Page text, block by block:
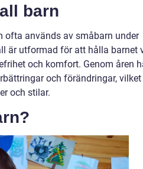
barn
ofta används av småbarn under
är utformad för att hålla barnet
och komfort. Genom åren
och förändringar, vilket
och stilar.